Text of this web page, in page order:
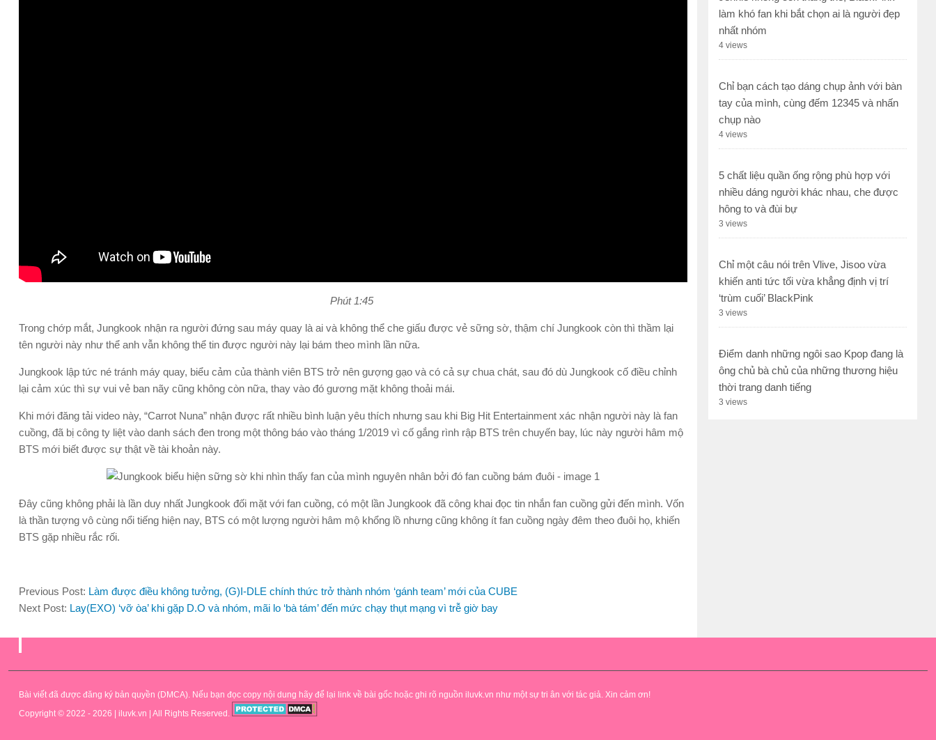
Phút 1:45
Trong chớp mắt, Jungkook nhận ra người đứng sau máy quay là ai và không thể che giấu được vẻ sững sờ, thậm chí Jungkook còn thì thầm lại
tên người này như thể anh vẫn không thể tin được người này lại bám theo mình lần nữa.
Jungkook lập tức né tránh máy quay, biểu cảm của thành viên BTS trở nên gượng gạo và có cả sự chua chát, sau đó dù Jungkook cố điều chỉnh
lại cảm xúc thì sự vui vẻ ban nãy cũng không còn nữa, thay vào đó gương mặt không thoải mái.
Khi mới đăng tải video này, “Carrot Nuna” nhận được rất nhiều bình luận yêu thích nhưng sau khi Big Hit Entertainment xác nhận người này là fan
cuồng, đã bị công ty liệt vào danh sách đen trong một thông báo vào tháng 1/2019 vì cố gắng rình rập BTS trên chuyến bay, lúc này người hâm mộ
BTS mới biết được sự thật về tài khoản này.
Đây cũng không phải là lần duy nhất Jungkook đối mặt với fan cuồng, có một lần Jungkook đã công khai đọc tin nhắn fan cuồng gửi đến mình. Vốn
là thần tượng vô cùng nổi tiếng hiện nay, BTS có một lượng người hâm mộ khổng lồ nhưng cũng không ít fan cuồng ngày đêm theo đuôi họ, khiến
BTS gặp nhiều rắc rối.
Previous Post: Làm được điều không tưởng, (G)I-DLE chính thức trở thành nhóm ‘gánh team’ mới của CUBE
Next Post: Lay(EXO) ‘vỡ òa’ khi gặp D.O và nhóm, mãi lo ‘bà tám’ đến mức chạy thụt mạng vì trễ giờ bay
làm khó fan khi bắt chọn ai là người đẹp
nhất nhóm
4 views
Chỉ bạn cách tạo dáng chụp ảnh với bàn
tay của mình, cùng đếm 12345 và nhấn
chụp nào
4 views
5 chất liệu quần ống rộng phù hợp với
nhiều dáng người khác nhau, che được
hông to và đùi bự
3 views
Chỉ một câu nói trên Vlive, Jisoo vừa
khiến anti tức tối vừa khẳng định vị trí
‘trùm cuối’ BlackPink
3 views
Điểm danh những ngôi sao Kpop đang là
ông chủ bà chủ của những thương hiệu
thời trang danh tiếng
3 views
Bài viết đã được đăng ký bản quyền (DMCA). Nếu bạn đọc copy nội dung hãy để lại link về bài gốc hoặc ghi rõ nguồn iluvk.vn như một sự tri ân với tác giả. Xin cảm ơn!
Copyright © 2022 - 2026 | iluvk.vn | All Rights Reserved.